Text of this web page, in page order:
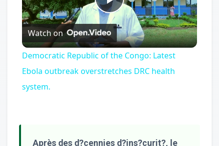
Play
Video
Watch on
Democratic Republic of the Congo: Latest
Ebola outbreak overstretches DRC health
system.
Après des d?cennies d?ins?curit?, le